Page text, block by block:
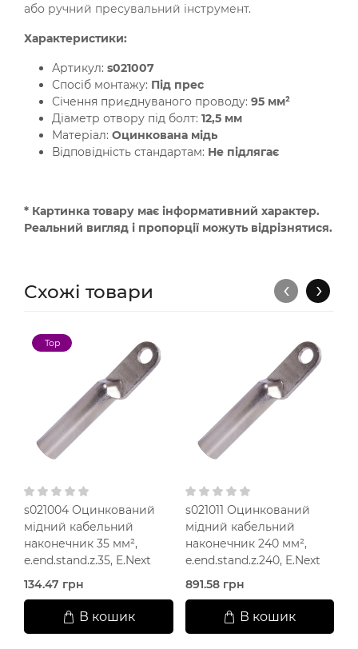
або ручний пресувальний інструмент.
Характеристики:
Артикул: s021007
Спосіб монтажу: Під прес
Січення приєднуваного проводу: 95 мм²
Діаметр отвору під болт: 12,5 мм
Матеріал: Оцинкована мідь
Відповідність стандартам: Не підлягає
* Картинка товару має інформативний характер.
Реальний вигляд і пропорції можуть відрізнятися.
Схожі товари
Top
s021004 Оцинкований
мідний кабельний
наконечник 35 мм²,
e.end.stand.z.35, E.Next
134.47 грн
В кошик
s021011 Оцинкований
мідний кабельний
наконечник 240 мм²,
e.end.stand.z.240, E.Next
891.58 грн
В кошик
‹ ›